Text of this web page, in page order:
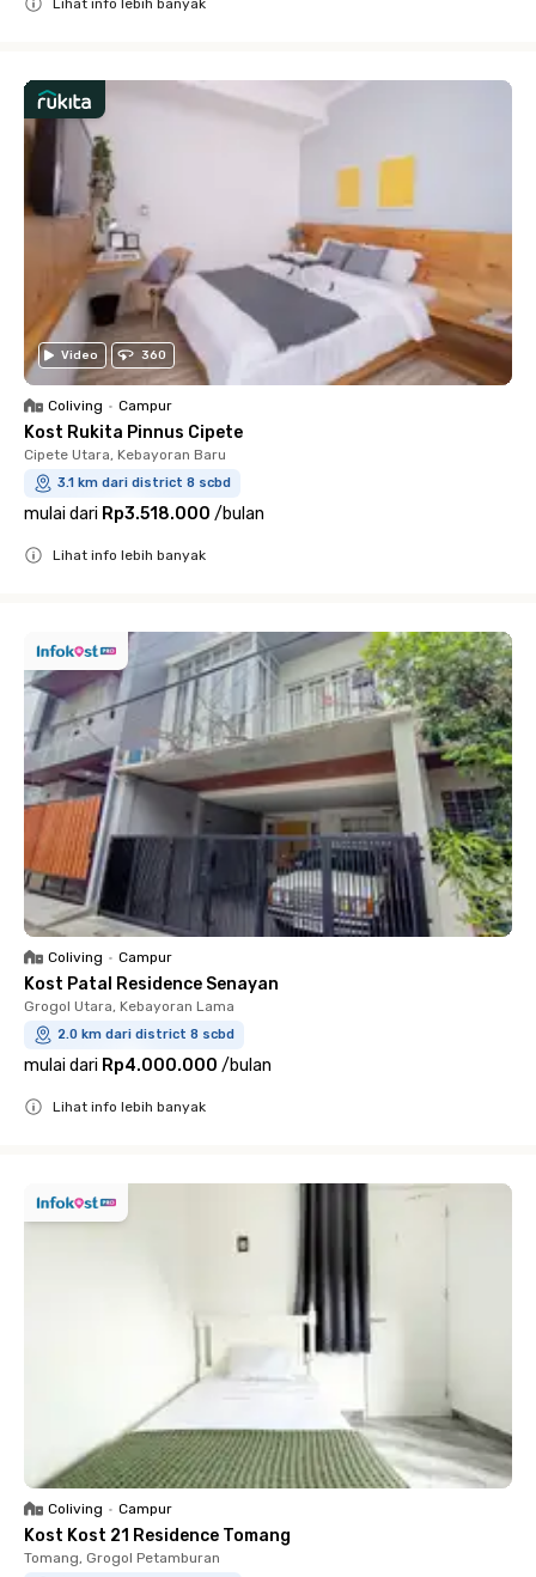
Lihat info lebih banyak
Video 360
Coliving • Campur
Kost Rukita Pinnus Cipete
Cipete Utara, Kebayoran Baru
3.1 km dari district 8 scbd
mulai dari Rp3.518.000 /bulan
Lihat info lebih banyak
Coliving • Campur
Kost Patal Residence Senayan
Grogol Utara, Kebayoran Lama
2.0 km dari district 8 scbd
mulai dari Rp4.000.000 /bulan
Lihat info lebih banyak
Coliving • Campur
Kost Kost 21 Residence Tomang
Tomang, Grogol Petamburan